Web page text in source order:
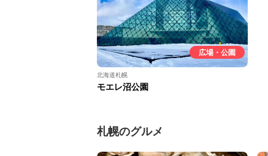
広場・公園
北海道札幌
モエレ沼公園
札幌のグルメ